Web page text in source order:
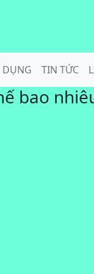
DỤNG TIN TỨC
bao